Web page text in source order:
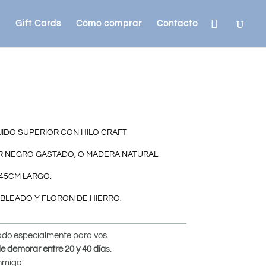
Gift Cards Cómo comprar Contacto
SUPERIOR CON HILO CRAFT
GASTADO, O MADERA NATURAL
LARGO.
Y FLORON DE HIERRO.
especialmente para vos.
demorar entre 20 y 40 días.